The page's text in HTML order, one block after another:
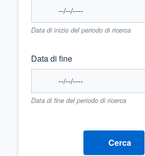
Data di inizio del periodo di ricerca
Data di fine
Data di fine del periodo di ricerca
Cerca